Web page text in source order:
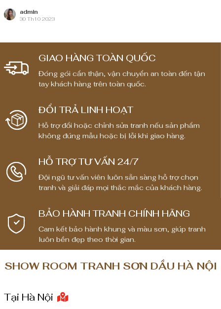
nguồn lực dồi dào và chiến lược
bài bản, sẵn sàng ghi danh trên
admin
30 Th10 2023
GIAO HÀNG TOÀN QUỐC
Đóng gói cẩn thận, vận chuyển an toàn đến tận
tay khách hàng trên toàn quốc.
ĐỔI TRẢ LINH HOẠT
Hỗ trợ đổi hoặc chỉnh sửa tranh nếu sản phẩm
không đúng mẫu hoặc bị lỗi khi giao hàng.
HỖ TRỢ TƯ VẤN 24/7
Đội ngũ tư vấn viên luôn sẵn sàng hỗ trợ chọn
tranh và giải đáp mọi thắc mắc của khách hàng.
BẢO HÀNH TRANH CHÍNH HÃNG
Cam kết bảo hành khung và màu sơn, giúp tranh
luôn bền đẹp theo thời gian.
SHOW ROOM TRANH SƠN DẦU HÀ NỘI
Tại Hà Nội